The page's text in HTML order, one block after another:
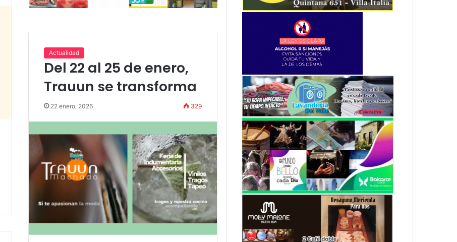
Actualidad
Del 22 al 25 de enero,
Trauun se transforma
22 enero, 2026 329